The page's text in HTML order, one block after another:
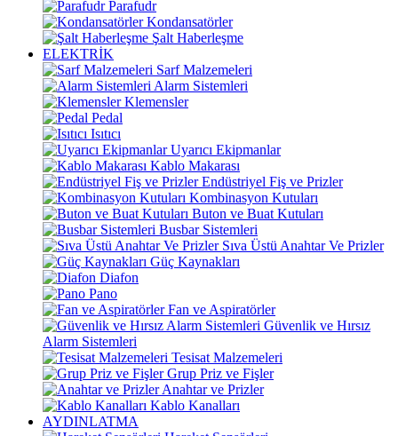
Parafudr
Kondansatörler
Şalt Haberleşme
ELEKTRİK
Sarf Malzemeleri
Alarm Sistemleri
Klemensler
Pedal
Isıtıcı
Uyarıcı Ekipmanlar
Kablo Makarası
Endüstriyel Fiş ve Prizler
Kombinasyon Kutuları
Buton ve Buat Kutuları
Busbar Sistemleri
Sıva Üstü Anahtar Ve Prizler
Güç Kaynakları
Diafon
Pano
Fan ve Aspiratörler
Güvenlik ve Hırsız
Alarm Sistemleri
Tesisat Malzemeleri
Grup Priz ve Fişler
Anahtar ve Prizler
Kablo Kanalları
AYDINLATMA